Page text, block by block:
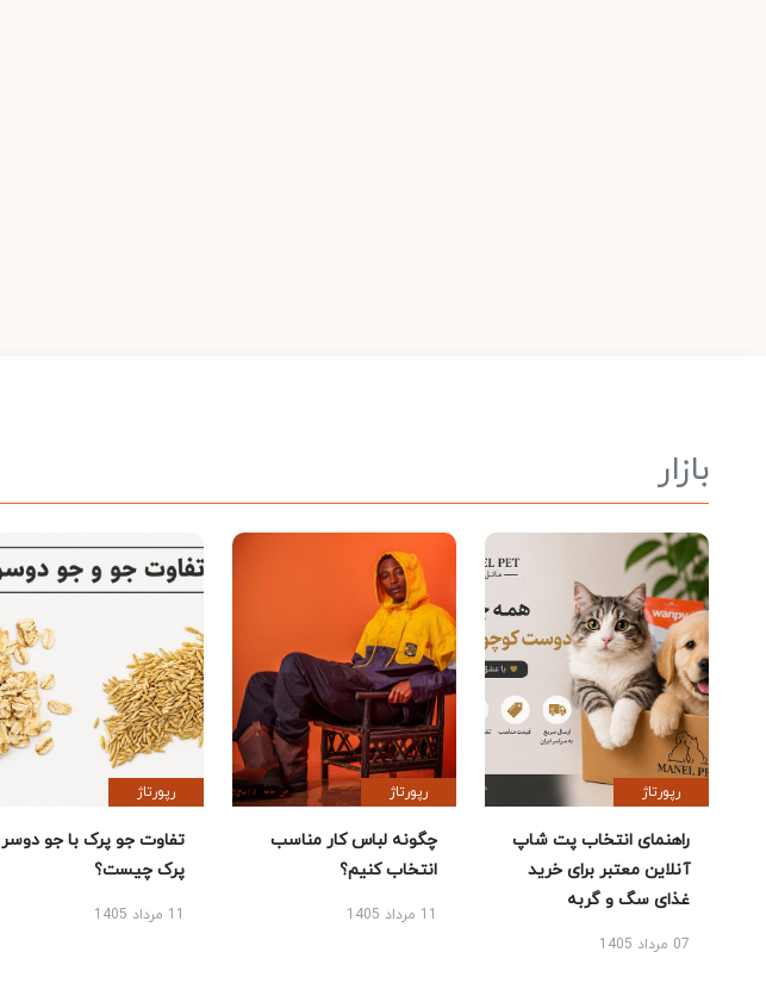
بازار
رپورتاژ
راهنمای انتخاب پت شاپ
آنلاین معتبر برای خرید
غذای سگ و گربه
07 مرداد 1405
رپورتاژ
چگونه لباس کار مناسب
انتخاب کنیم؟
11 مرداد 1405
رپورتاژ
تفاوت جو پرک با جو دوسر
پرک چیست؟
11 مرداد 1405